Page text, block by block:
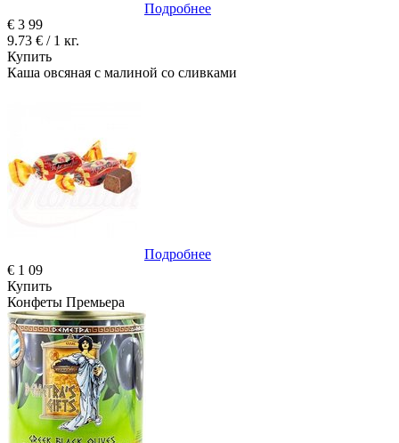
Подробнее
€ 3 99
9.73 € / 1 кг.
Купить
Каша овсяная с малиной со сливками
Подробнее
€ 1 09
Купить
Конфеты Премьера